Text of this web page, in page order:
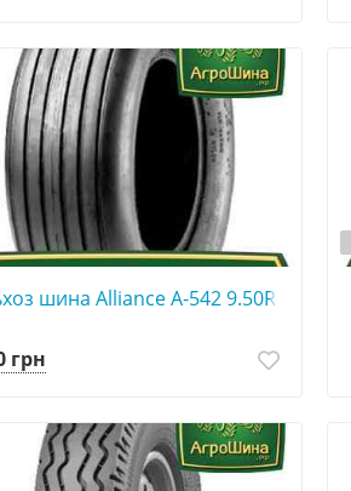
шина Alliance A-542 9.50R15
грн